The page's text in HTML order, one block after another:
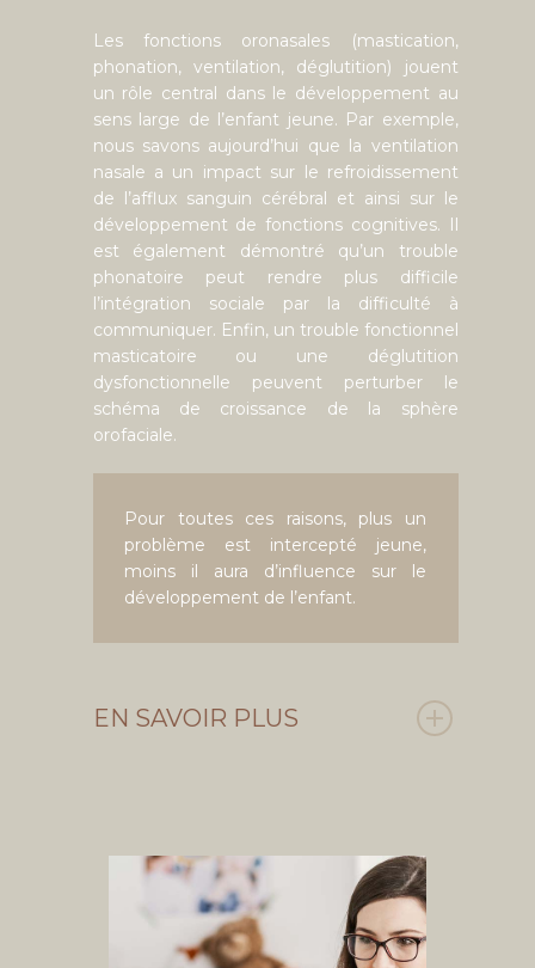
Les fonctions oronasales (mastication,
phonation, ventilation, déglutition) jouent
un rôle central dans le développement au
sens large de l’enfant jeune. Par exemple,
nous savons aujourd’hui que la ventilation
nasale a un impact sur le refroidissement
de l’afflux sanguin cérébral et ainsi sur le
développement de fonctions cognitives. Il
est également démontré qu’un trouble
phonatoire peut rendre plus difficile
l’intégration sociale par la difficulté à
communiquer. Enfin, un trouble fonctionnel
masticatoire ou une déglutition
dysfonctionnelle peuvent perturber le
schéma de croissance de la sphère
orofaciale.
Pour toutes ces raisons, plus un
problème est intercepté jeune,
moins il aura d’influence sur le
développement de l’enfant.
EN SAVOIR PLUS